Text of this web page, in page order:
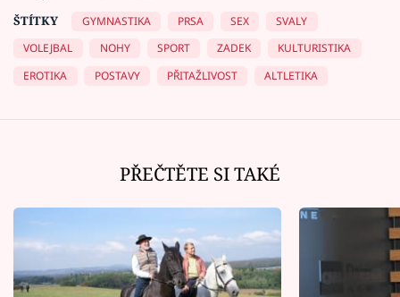
ŠTÍTKY
GYMNASTIKA PRSA SEX
SVALY
VOLEJBAL
NOHY SPORT ZADEK
KULTURISTIKA
EROTIKA
POSTAVY PŘITAŽLIVOST ALTLETIKA
PŘEČTĚTE SI TAKÉ